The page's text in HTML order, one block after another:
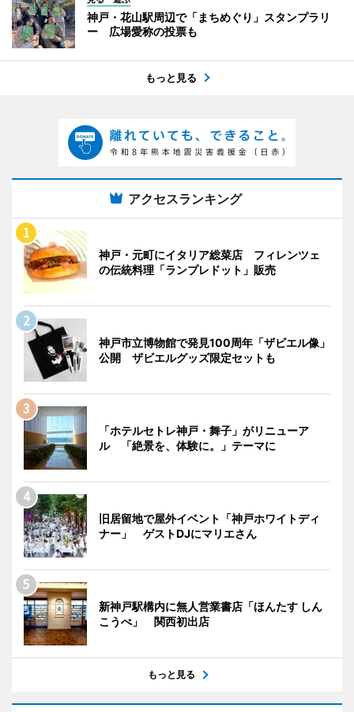
神戸・花山駅周辺で「まちめぐり」スタンプラリ
ー 広場愛称の投票も
もっと見る
アクセスランキング
神戸・元町にイタリア総菜店 フィレンツェ
の伝統料理「ランプレドット」販売
神戸市立博物館で発見100周年「ザビエル像」
公開 ザビエルグッズ限定セットも
「ホテルセトレ神戸・舞子」がリニューア
ル 「絶景を、体験に。」テーマに
旧居留地で屋外イベント「神戸ホワイトディ
ナー」 ゲストDJにマリエさん
新神戸駅構内に無人営業書店「ほんたす しん
こうべ」 関西初出店
もっと見る